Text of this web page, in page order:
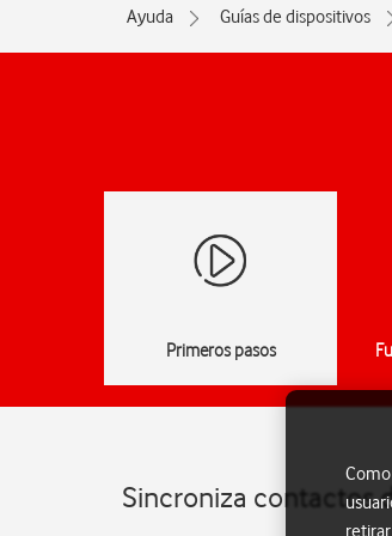
Ayuda Guías de dispositivos
Primeros pasos
Sincroniza contactos